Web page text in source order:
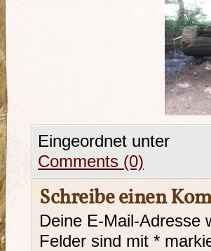
Eingeordnet unter
Comments (0)
Schreibe einen
Deine E-Mail-Adresse
Felder sind mit *